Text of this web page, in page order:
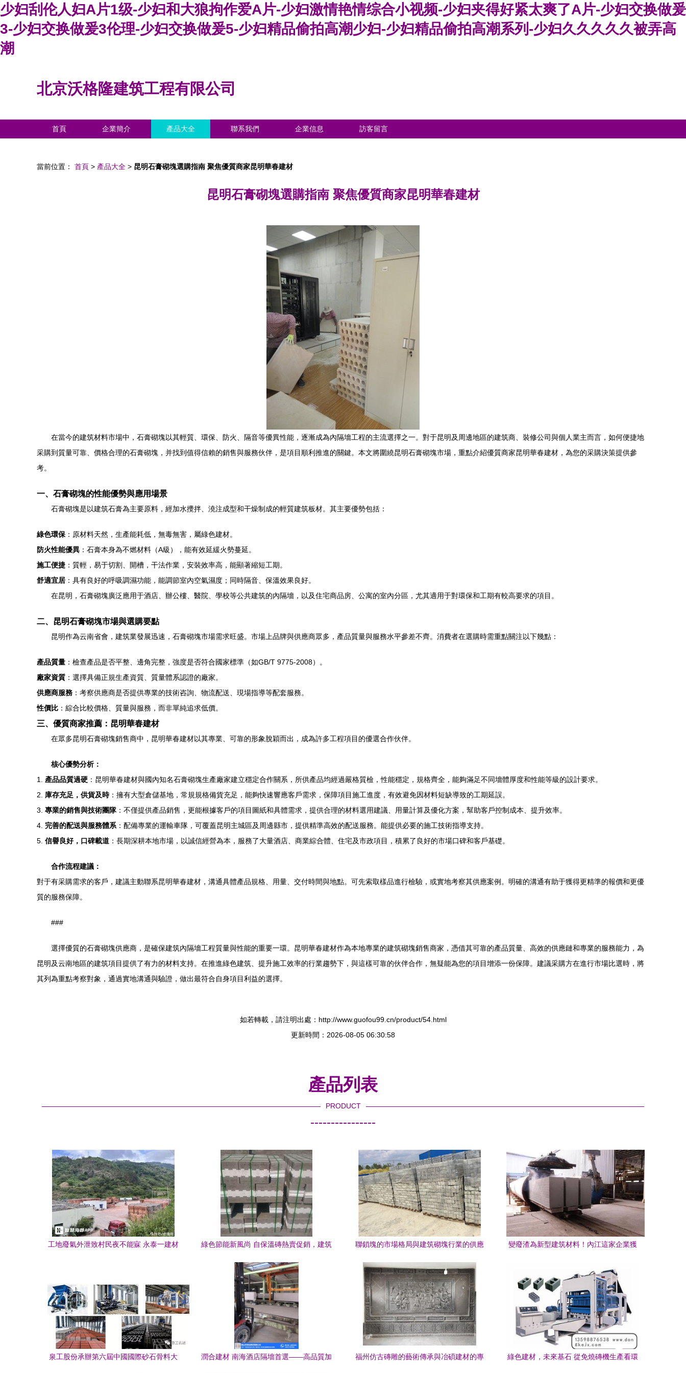
少妇刮伦人妇A片1级-少妇和大狼拘作爱A片-少妇激情艳情综合小视频-少妇夹得好紧太爽了A片-少妇交换做爰
3-少妇交换做爰3伦理-少妇交换做爰5-少妇精品偷拍高潮少妇-少妇精品偷拍高潮系列-少妇久久久久久被弄高
潮
北京沃格隆建筑工程有限公司
首頁 企業簡介 產品大全 聯系我們 企業信息 訪客留言
當前位置： 首頁 > 產品大全 > 昆明石膏砌塊選購指南 聚焦優質商家昆明華春建材
昆明石膏砌塊選購指南 聚焦優質商家昆明華春建材
在當今的建筑材料市場中，石膏砌塊以其輕質、環保、防火、隔音等優異性能，逐漸成為內隔墻工程的主流選擇之一。對于昆明及周邊地區的建筑商、裝修公司與個人業主而言，如何便捷地
采購到質量可靠、價格合理的石膏砌塊，并找到值得信賴的銷售與服務伙伴，是項目順利推進的關鍵。本文將圍繞昆明石膏砌塊市場，重點介紹優質商家昆明華春建材，為您的采購決策提供參
考。
一、石膏砌塊的性能優勢與應用場景
石膏砌塊是以建筑石膏為主要原料，經加水攪拌、澆注成型和干燥制成的輕質建筑板材。其主要優勢包括：
綠色環保 ：原材料天然，生產能耗低，無毒無害，屬綠色建材。
防火性能優異 ：石膏本身為不燃材料（A級），能有效延緩火勢蔓延。
施工便捷 ：質輕，易于切割、開槽，干法作業，安裝效率高，能顯著縮短工期。
舒適宜居 ：具有良好的呼吸調濕功能，能調節室內空氣濕度；同時隔音、保溫效果良好。
在昆明，石膏砌塊廣泛應用于酒店、辦公樓、醫院、學校等公共建筑的內隔墻，以及住宅商品房、公寓的室內分區，尤其適用于對環保和工期有較高要求的項目。
二、昆明石膏砌塊市場與選購要點
昆明作為云南省會，建筑業發展迅速，石膏砌塊市場需求旺盛。市場上品牌與供應商眾多，產品質量與服務水平參差不齊。消費者在選購時需重點關注以下幾點：
產品質量 ：檢查產品是否平整、邊角完整，強度是否符合國家標準（如GB/T 9775-2008）。
廠家資質 ：選擇具備正規生產資質、質量體系認證的廠家。
供應商服務 ：考察供應商是否提供專業的技術咨詢、物流配送、現場指導等配套服務。
性價比 ：綜合比較價格、質量與服務，而非單純追求低價。
三、優質商家推薦：昆明華春建材
在眾多昆明石膏砌塊銷售商中，昆明華春建材以其專業、可靠的形象脫穎而出，成為許多工程項目的優選合作伙伴。
核心優勢分析：
1. 產品品質過硬 ：昆明華春建材與國內知名石膏砌塊生產廠家建立穩定合作關系，所供產品均經過嚴格質檢，性能穩定，規格齊全，能夠滿足不同墻體厚度和性能等級的設計要求。
2. 庫存充足，供貨及時：擁有大型倉儲基地，常規規格備貨充足，能夠快速響應客戶需求，保障項目施工進度，有效避免因材料短缺導致的工期延誤。
3. 專業的銷售與技術團隊：不僅提供產品銷售，更能根據客戶的項目圖紙和具體需求，提供合理的材料選用建議、用量計算及優化方案，幫助客戶控制成本、提升效率。
4. 完善的配送與服務體系 ：配備專業的運輸車隊，可覆蓋昆明主城區及周邊縣市，提供精準高效的配送服務。能提供必要的施工技術指導支持。
5. 信譽良好，口碑載道 ：長期深耕本地市場，以誠信經營為本，服務了大量酒店、商業綜合體、住宅及市政項目，積累了良好的市場口碑和客戶基礎。
合作流程建議：
對于有采購需求的客戶，建議主動聯系昆明華春建材，溝通具體產品規格、用量、交付時間與地點。可先索取樣品進行檢驗，或實地考察其供應案例。明確的溝通有助于獲得更精準的報價和更優
質的服務保障。
###
選擇優質的石膏砌塊供應商，是確保建筑內隔墻工程質量與性能的重要一環。昆明華春建材作為本地專業的建筑砌塊銷售商家，憑借其可靠的產品質量、高效的供應鏈和專業的服務能力，為
昆明及云南地區的建筑項目提供了有力的材料支持。在推進綠色建筑、提升施工效率的行業趨勢下，與這樣可靠的伙伴合作，無疑能為您的項目增添一份保障。建議采購方在進行市場比選時，將
其列為重點考察對象，通過實地溝通與驗證，做出最符合自身項目利益的選擇。
如若轉載，請注明出處：http://www.guofou99.cn/product/54.html
更新時間：2026-08-05 06:30:58
產品列表
PRODUCT
----------------
工地廢氣外泄致村民夜不能寐 永泰一建材
綠色節能新風尚 自保溫磚熱賣促銷，建筑
聯鎖塊的市場格局與建筑砌塊行業的供應
變廢渣為新型建筑材料！內江這家企業獲
持續回暖
泉工股份承辦第六屆中國國際砂石骨料大
潤合建材 南海酒店隔墻首選——高品質加
福州仿古磚雕的藝術傳承與冶碩建材的專
綠色建材，未來基石 從免燒磚機生產看環